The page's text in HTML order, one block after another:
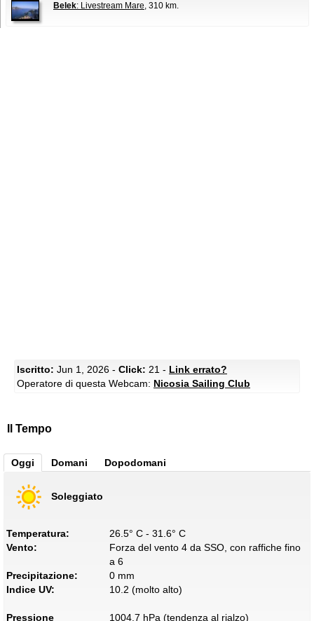
Belek: Livestream Mare, 310 km.
Iscritto: Jun 1, 2026 - Click: 21 - Link errato?
Operatore di questa Webcam: Nicosia Sailing Club
Il Tempo
Oggi Domani Dopodomani
Soleggiato
Temperatura:
26.5° C - 31.6° C
Vento:
Forza del vento 4 da SSO, con raffiche fino
a 6
Precipitazione:
0 mm
Indice UV:
10.2 (molto alto)
Pressione
1004.7 hPa (tendenza al rialzo)